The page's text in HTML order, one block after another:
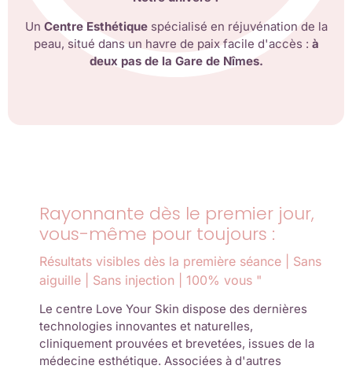
Un Centre Esthétiquespécialisé en réjuvénation de la
peau, situé dans un havre de paix facile d'accès : à
deux pas de la Gare de Nîmes.
Rayonnante dès le premier jour,
vous-même pour toujours :
Résultats visibles dès la première séance | Sans
aiguille | Sans injection | 100% vous "
Le centre Love Your Skin dispose des dernières
technologies innovantes et naturelles,
cliniquement prouvées et brevetées, issues de la
médecine esthétique. Associées à d'autres